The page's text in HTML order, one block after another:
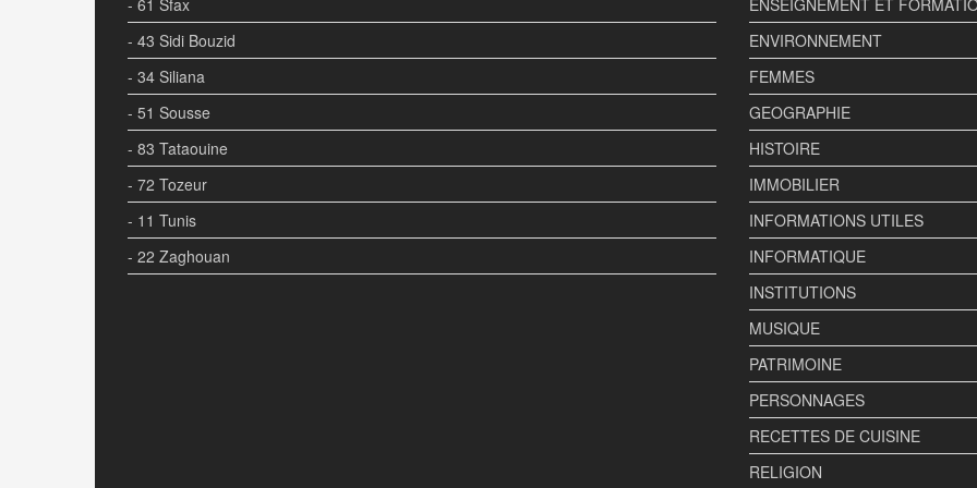
- 43 Sidi Bouzid
- 34 Siliana
- 51 Sousse
- 83 Tataouine
- 72 Tozeur
- 11 Tunis
- 22 Zaghouan
ENVIRONNEMENT
FEMMES
GEOGRAPHIE
HISTOIRE
IMMOBILIER
INFORMATIONS UTILES
INFORMATIQUE
INSTITUTIONS
MUSIQUE
PATRIMOINE
PERSONNAGES
RECETTES DE CUISINE
RELIGION